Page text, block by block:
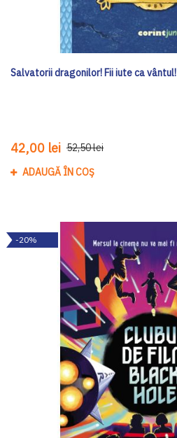
Salvatorii dragonilor! Fii iute ca vântul!
42,00 lei 52,50 lei
ADAUGĂ ÎN COȘ
-20%